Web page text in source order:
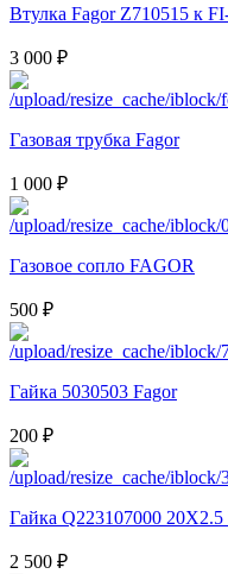
Втулка Fagor Z710515 к
3 000 ₽
Газовая трубка Fagor
1 000 ₽
Газовое сопло FAGOR
500 ₽
Гайка 5030503 Fagor
200 ₽
Гайка Q223107000 20X2.5
2 500 ₽